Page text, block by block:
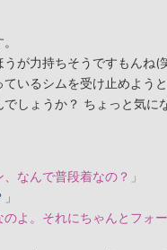
が力持ちそうですもんね(笑
いるシムを受け止めよう
しょうか？ ちょっと気に
なんで普段着なの？」
のよ。それにちゃんとフォ